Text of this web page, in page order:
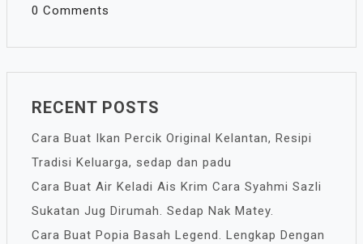
0 Comments
RECENT POSTS
Cara Buat Ikan Percik Original Kelantan, Resipi
Tradisi Keluarga, sedap dan padu
Cara Buat Air Keladi Ais Krim Cara Syahmi Sazli
Sukatan Jug Dirumah. Sedap Nak Matey.
Cara Buat Popia Basah Legend. Lengkap Dengan